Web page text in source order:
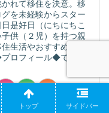
れて移住を決意。移
を未経験からスター
是好日（にちにちこ
供（２児）を持つ親
生活やおすすめスポ
ロフィール◆で！
トップ サイドバー